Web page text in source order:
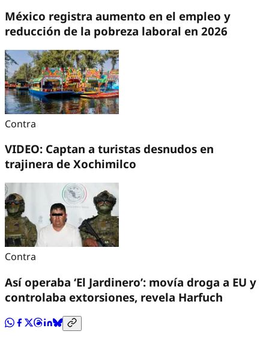
México registra aumento en el empleo y
reducción de la pobreza laboral en 2026
Contra
VIDEO: Captan a turistas desnudos en
trajinera de Xochimilco
Contra
Así operaba ‘El Jardinero’: movía droga a EU y
controlaba extorsiones, revela Harfuch